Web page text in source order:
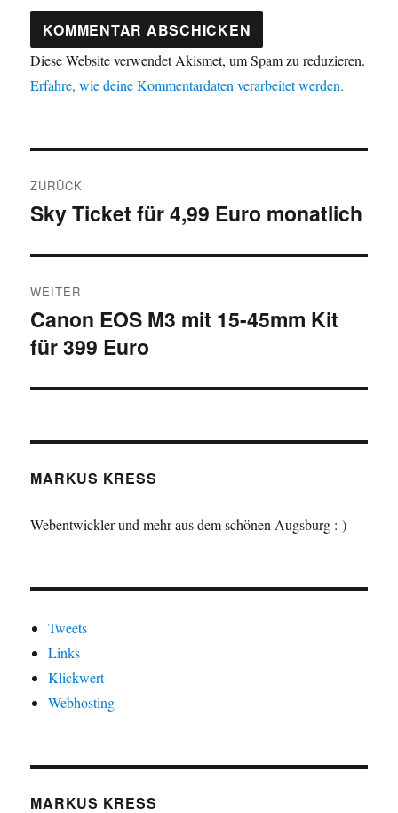
Diese Website verwendet Akismet, um Spam zu reduzieren.
Erfahre, wie deine Kommentardaten verarbeitet werden.
ZURÜCK
Vorheriger
Sky Ticket für 4,99 Euro monatlich
WEITER
Nächster
Beitrag:
Canon EOS M3 mit 15-45mm Kit
für 399 Euro
MARKUS KRESS
Webentwickler und mehr aus dem schönen Augsburg :-)
Tweets
Links
Klickwert
Webhosting
MARKUS KRESS